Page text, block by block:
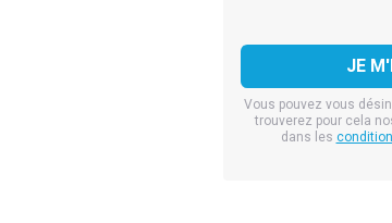
Vous pouvez vous
trouverez pour cela
dans les